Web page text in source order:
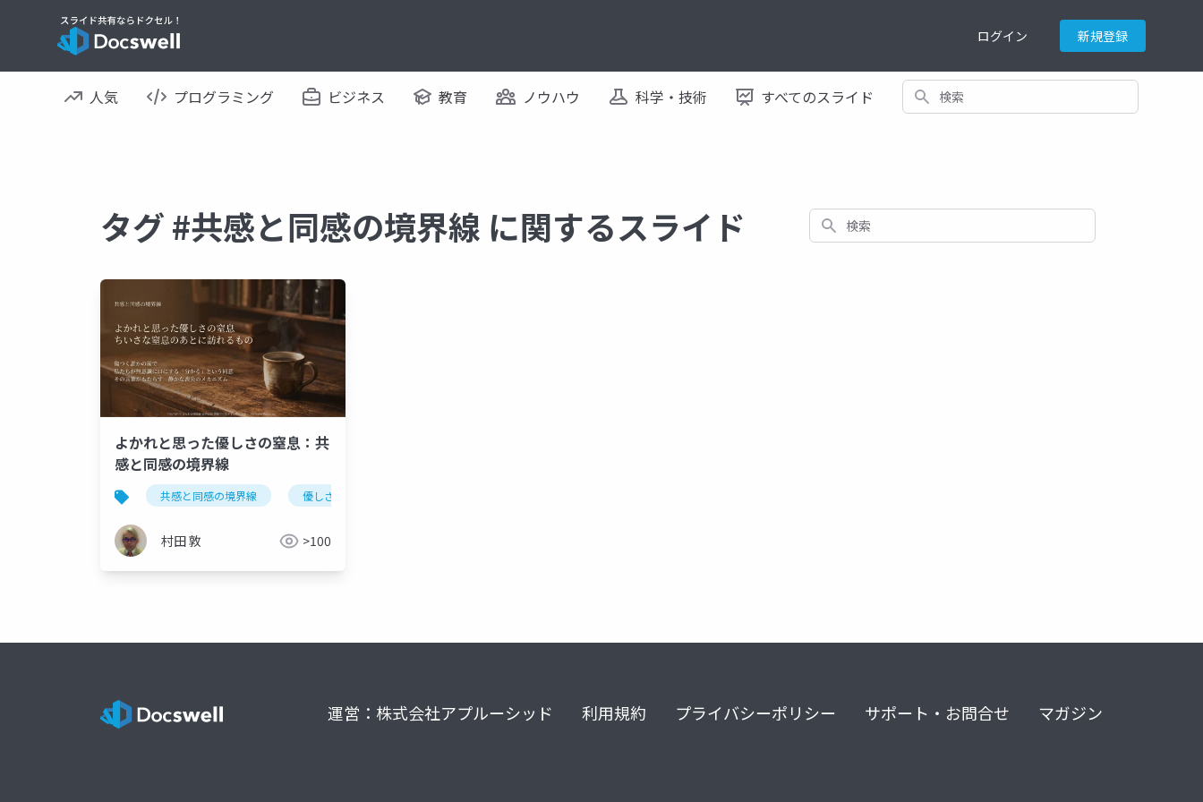
ログイン 新規登録
人気 プログラミング ビジネス 教育 ノウハウ 科学・技術 すべてのスライド 検索
タグ #共感と同感の境界線 に関するスライド 検索
よかれと思った優しさの窒息：共
感と同感の境界線
共感と同感の境界線 優しさの窒息
村田 敦 >100
運営：株式会社アプルーシッド 利用規約 プライバシーポリシー サポート・お問合せ マガジン